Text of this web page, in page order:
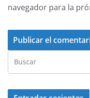
navegador para la